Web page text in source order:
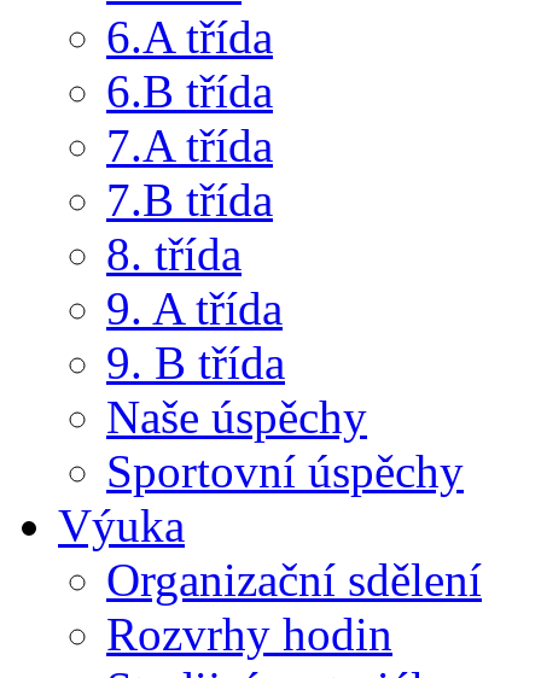
6.A třída
6.B třída
7.A třída
7.B třída
8. třída
9. A třída
9. B třída
Naše úspěchy
Sportovní úspěchy
Výuka
Organizační sdělení
Rozvrhy hodin